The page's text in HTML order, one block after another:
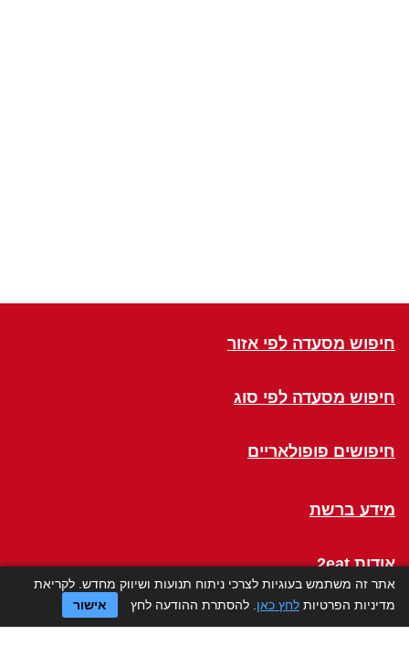
חיפוש מסעדה לפי אזור
חיפוש מסעדה לפי סוג
חיפושים פופולאריים
מידע ברשת
אודות 2eat
Click a Table
אתר זה משתמש בעוגיות לצרכי ניתוח תנועות ושיווק מחדש. לקריאת
מדיניות הפרטיות לחץ כאן . להסתרת ההודעה לחץ אישור